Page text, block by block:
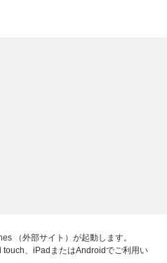
（外部サイト）が起動します。
touch、iPadまたはAndroidでご利用い